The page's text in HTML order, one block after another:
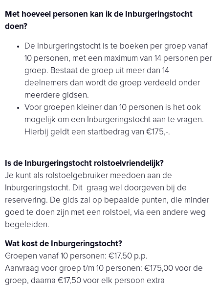
Met hoeveel personen kan ik de Inburgeringstocht
doen?
De Inburgeringstocht is te boeken per groep vanaf
10 personen, met een maximum van 14 personen per
groep. Bestaat de groep uit meer dan 14
deelnemers dan wordt de groep verdeeld onder
meerdere gidsen.
Voor groepen kleiner dan 10 personen is het ook
mogelijk om een Inburgeringstocht aan te vragen.
Hierbij geldt een startbedrag van €175,-.
Is de Inburgeringstocht rolstoelvriendelijk?
Je kunt als rolstoelgebruiker meedoen aan de
Inburgeringstocht. Dit graag wel doorgeven bij de
reservering. De gids zal op bepaalde punten, die minder
goed te doen zijn met een rolstoel, via een andere weg
begeleiden.
Wat kost de Inburgeringstocht?
Groepen vanaf 10 personen: €17,50 p.p.
Aanvraag voor groep t/m 10 personen: €175,00 voor de
groep, daarna €17,50 voor elk persoon extra